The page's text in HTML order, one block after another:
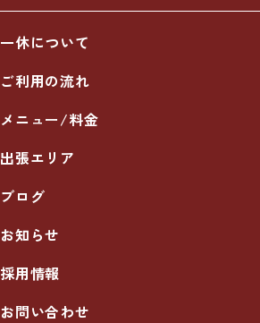
一休について
ご利用の流れ
メニュー/料金
出張エリア
ブログ
お知らせ
採用情報
お問い合わせ